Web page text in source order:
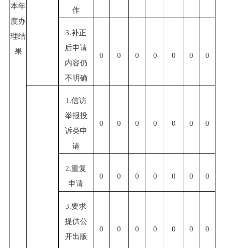
本年
度办
理结
果
作
3.补正
后申请
内容仍
不明确
0 0 0 0 0 0 0
1.信访
举报投
诉类申
请
0 0 0 0 0 0 0
2.重复
申请
0 0 0 0 0 0 0
3.要求
提供公
开出版
0 0 0 0 0 0 0